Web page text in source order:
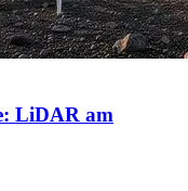
LiDAR am